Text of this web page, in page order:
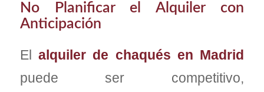
No Planificar el Alquiler con
Anticipación
El alquiler de chaqués en Madrid
puede ser competitivo,